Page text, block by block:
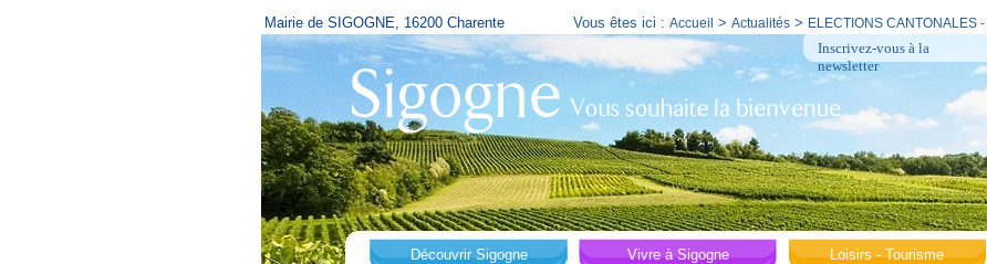
Mairie de SIGOGNE, 16200 Charente Vous êtes ici : Accueil > Actualités > ELECTIONS CANTONALES
Inscrivez-vous à la
newsletter
Découvrir Sigogne
Vivre à Sigogne
Loisirs - Tourisme